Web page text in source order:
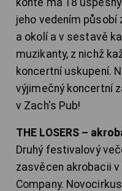
jeho vedením působí
a okolí a v sestavě
muzikanty, z nichž
koncertní uskupení.
výjimečný koncertní
v Zach's Pub!
THE LOSERS –
Druhý festivalový
zasvěcen akrobacii
Company.